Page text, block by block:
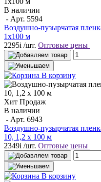
В наличии
- Арт. 5594
Воздушно-пузырчатая
1х100 м
2295i /шт. Оптовые цены
В корзину
Хит Продаж
В наличии
- Арт. 6943
Воздушно-пузырчатая
10, 1,2 х 100 м
2349i /шт. Оптовые цены
В корзину